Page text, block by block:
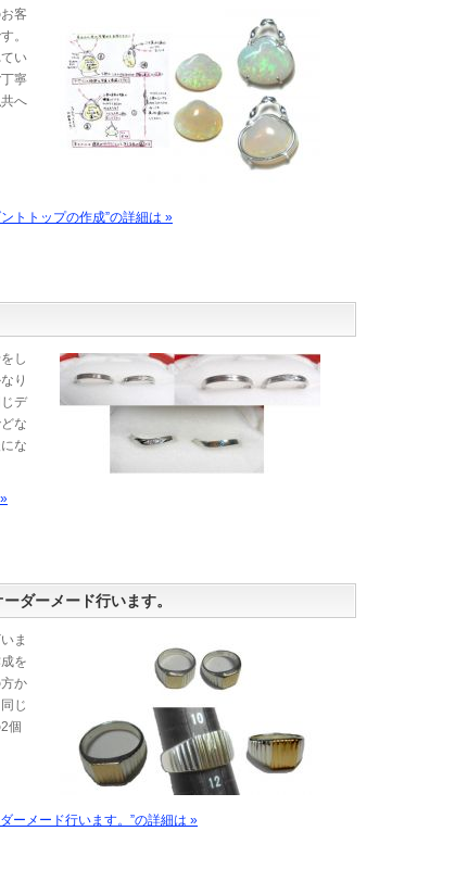
客
。
い
寧
へ
トトップの作成”の詳細は »
し
り
デ
な
な
ダーメード行います。
ま
を
か
じ
個
ーメード行います。”の詳細は »